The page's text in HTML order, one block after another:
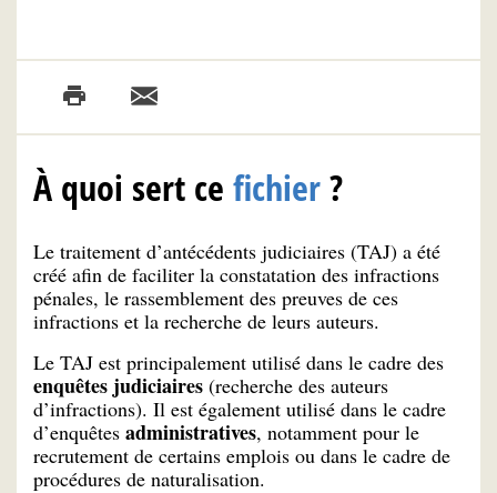
À quoi sert ce fichier?
Le traitement d’antécédents judiciaires (TAJ) a été
créé afin de faciliter la constatation des infractions
pénales, le rassemblement des preuves de ces
infractions et la recherche de leurs auteurs.
Le TAJ est principalement utilisé dans le cadre des
enquêtes judiciaires (recherche des auteurs
d’infractions). Il est également utilisé dans le cadre
d’enquêtes administratives, notamment pour le
recrutement de certains emplois ou dans le cadre de
procédures de naturalisation.